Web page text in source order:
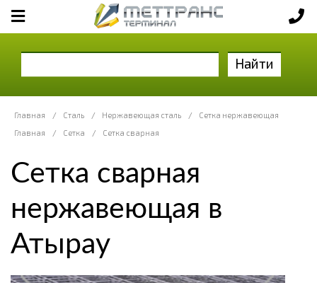
Найти
Главная / Сталь / Нержавеющая сталь /
Сетка нержавеющая
Главная
/ Сетка / Сетка сварная
Сетка сварная
нержавеющая в
Атырау